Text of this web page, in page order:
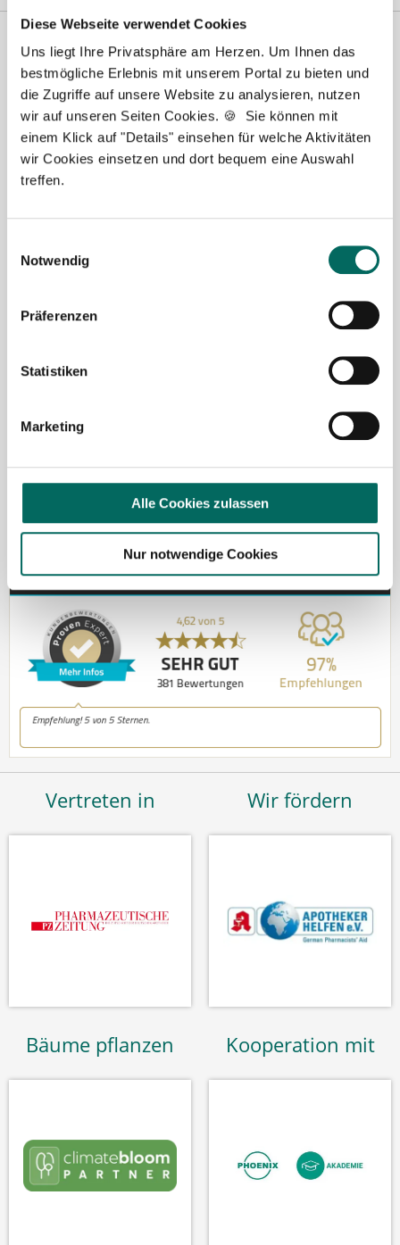
Diese Webseite verwendet Cookies
Uns liegt Ihre Privatsphäre am Herzen. Um Ihnen das
bestmögliche Erlebnis mit unserem Portal zu bieten und
die Zugriffe auf unsere Website zu analysieren, nutzen
wir auf unseren Seiten Cookies. 🍪 Sie können mit
einem Klick auf "Details" einsehen für welche Aktivitäten
wir Cookies einsetzen und dort bequem eine Auswahl
treffen.
Notwendig
Präferenzen
Statistiken
Marketing
Alle Cookies zulassen
Nur notwendige Cookies
Robert Braun
Ich unterstütze Sie gerne bei der Suche nach einer
Fragen zu unseren Stellenangeboten oder zum
Tel.: +49 (0) 521 / 911 730 37
Fax: +49 (0) 521 / 911 730 31
hallo@deutscher-apotheker-service.de
Vertreten in Wir fördern
Bäume pflanzen Kooperation mit